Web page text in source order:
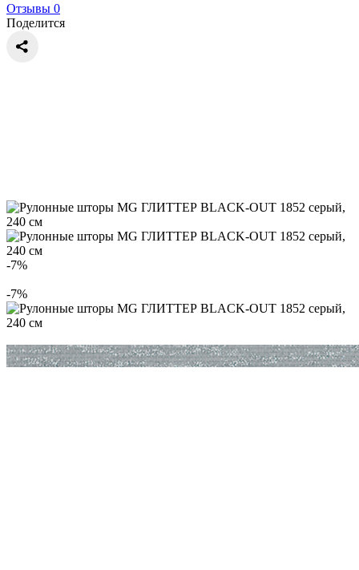
Отзывы 0
Поделится
-7%
-7%